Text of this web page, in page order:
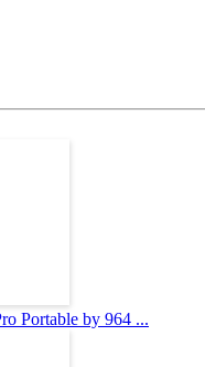
Portable by 964 ...